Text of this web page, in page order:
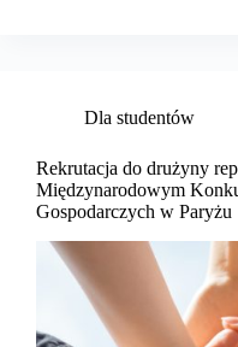
Dla studentów
Rekrutacja do drużyny
Międzynarodowym
Gospodarczych w Paryżu